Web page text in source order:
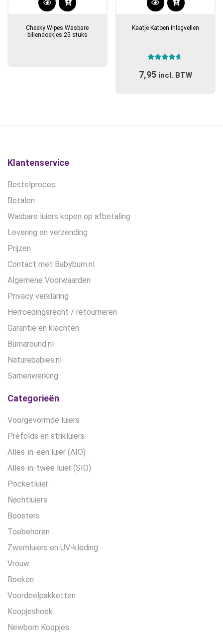
Cheeky Wipes Wasbare
billendoekjes 25 stuks
Kaatje Katoen Inlegvellen
4.40
uit 5
7,95 incl. BTW
Klantenservice
Bestelproces
Betalen
Wasbare luiers kopen op afbetaling
Levering en verzending
Prijzen
Contact met Babybum.nl
Algemene Voorwaarden
Privacy verklaring
Herroepingsrecht / retourneren
Garantie en klachten
Bumaround.nl
Naturebabies.nl
Samenwerking
Categorieën
Voorgevormde luiers
Prefolds en strikluiers
Alles-in-een luier (AIO)
Alles-in-twee luier (SIO)
Pocketluier
Nachtluiers
Boosters
Toebehoren
Zwemluiers en UV-kleding
Vrouw
Boeken
Voordeelpakketten
Koopjeshoek
Newborn Koopjes